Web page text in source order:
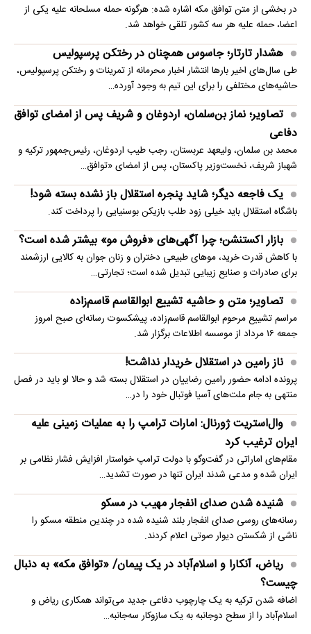
در بخشی از متن توافق مکه اشاره شده: هرگونه حمله مسلحانه علیه یکی از
اعضا، حمله علیه هر سه کشور تلقی خواهد شد.
هشدار تارتار؛ جاسوس همچنان در رختکن پرسپولیس
طی سال‌های اخیر بارها انتشار اخبار محرمانه از تمرینات و رختکن پرسپولیس،
حاشیه‌های مختلفی را برای این تیم به وجود آورده…
تصاویر؛ نماز بن‌سلمان، اردوغان و شریف پس از امضای توافق
دفاعی
محمد بن سلمان، ولیعهد عربستان، رجب طیب اردوغان، رئیس‌جمهور ترکیه و
شهباز شریف، نخست‌وزیر پاکستان، پس از امضای «توافق…
یک فاجعه دیگر؛ شاید پنجره استقلال باز نشده بسته شود!
باشگاه استقلال باید خیلی زود طلب بازیکن بوسنیایی را پرداخت کند.
بازار اکستنشن؛ چرا آگهی‌های «فروش مو» بیشتر شده است؟
با کاهش قدرت خرید، موهای طبیعی دختران و زنان جوان به کالایی ارزشمند
برای صادرات و صنایع زیبایی تبدیل شده است؛ تجارتی…
تصاویر؛ متن و حاشیه تشییع ابوالقاسم قاسم‌زاده
مراسم تشییع مرحوم ابوالقاسم قاسم‌زاده، پیشکسوت رسانه‌ای صبح امروز
جمعه ۱۶ مرداد از موسسه اطلاعات برگزار شد.
ناز رامین در استقلال خریدار نداشت!
پرونده ادامه حضور رامین رضاییان در استقلال بسته شد و حالا او باید در فصل
منتهی به جام ملت‌های آسیا فوتبال خود را در…
وال‌استریت ژورنال: امارات ترامپ را به عملیات زمینی علیه
ایران ترغیب کرد
مقام‌های اماراتی در گفت‌وگو با دولت ترامپ خواستار افزایش فشار نظامی بر
ایران شده و مدعی شدند ایران تنها در صورت تشدید…
شنیده شدن صدای انفجار مهیب در مسکو
رسانه‌های روسی صدای انفجار بلند شنیده شده در چندین منطقه مسکو را
ناشی از شکستن دیوار صوتی اعلام کردند.
ریاض، آنکارا و اسلام‌آباد در یک پیمان/ «توافق مکه» به دنبال
چیست؟
اضافه شدن ترکیه به یک چارچوب دفاعی جدید می‌تواند همکاری ریاض و
اسلام‌آباد را از سطح دوجانبه به یک سازوکار سه‌جانبه…